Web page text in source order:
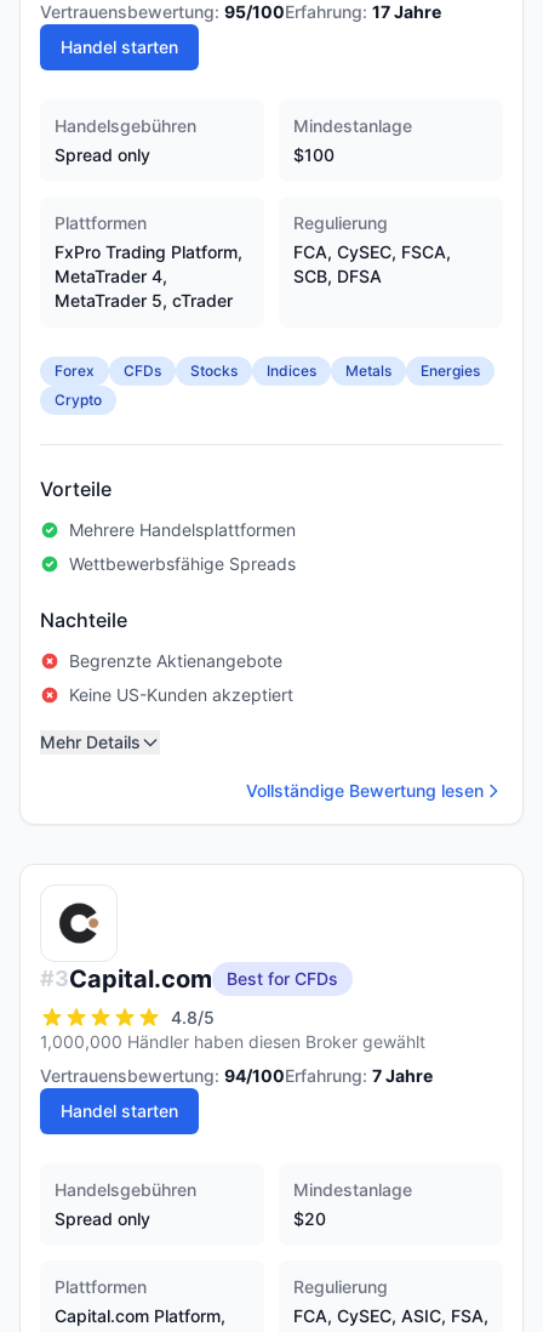
Vertrauensbewertung: 95/100Erfahrung: 17Jahre
Handel starten
Handelsgebühren
Spread only
Mindestanlage
$100
Plattformen
FxPro Trading Platform,
MetaTrader 4,
MetaTrader 5, cTrader
Regulierung
FCA, CySEC, FSCA,
SCB, DFSA
Forex CFDs Stocks Indices Metals
Energies
Crypto
Vorteile
Mehrere Handelsplattformen
Wettbewerbsfähige Spreads
Nachteile
Begrenzte Aktienangebote
Keine US-Kunden akzeptiert
Mehr Details
Vollständige Bewertung lesen
#3Capital.com
Best for CFDs
4.8/5
1,000,000 Händler haben diesen Broker gewählt
Vertrauensbewertung: 94/100Erfahrung: 7Jahre
Handel starten
Handelsgebühren
Spread only
Mindestanlage
$20
Plattformen
Capital.com Platform,
Regulierung
FCA, CySEC, ASIC, FSA,